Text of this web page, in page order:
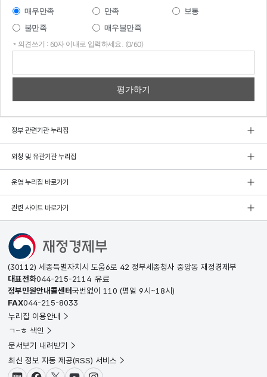
매우만족 만족
보통
불만족
매우불만족
* 의견쓰기 : 60자 이내로 입력하세요. (0/60)
정부 관련기관 누리집
외청 및 유관기관 누리집
운영 누리집 바로가기
관련 사이트 바로가기
(30112) 세종특별자치시 도움6로 42 정부세종청사 중앙동 재정경제부
대표전화044-215-2114 유료
정부민원안내콜센터국번없이 110 (평일 9시~18시)
FAX044-215-8033
누리집 이용안내
ㄱ~ㅎ 색인
문서보기 내려받기
최신 정보 자동 제공(RSS) 서비스
블로그페이스북X(트위터)유튜브인스타그램